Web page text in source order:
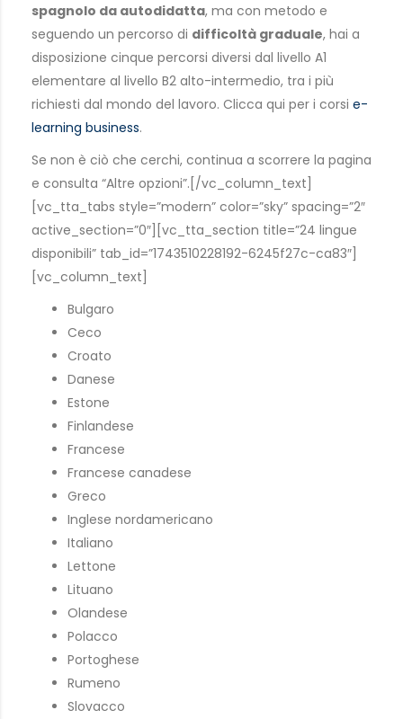
spagnolo da autodidatta, ma con metodo e
seguendo un percorso di difficoltà graduale, hai a
disposizione cinque percorsi diversi dal livello A1
elementare al livello B2 alto-intermedio, tra i più
richiesti dal mondo del lavoro. Clicca qui per i corsi e-
learning business.
Se non è ciò che cerchi, continua a scorrere la pagina
e consulta “Altre opzioni”.[/vc_column_text]
[vc_tta_tabs style=”modern” color=”sky” spacing=”2″
active_section=”0″][vc_tta_section title=”24 lingue
disponibili” tab_id=”1743510228192-6245f27c-ca83″]
[vc_column_text]
Bulgaro
Ceco
Croato
Danese
Estone
Finlandese
Francese
Francese canadese
Greco
Inglese nordamericano
Italiano
Lettone
Lituano
Olandese
Polacco
Portoghese
Rumeno
Slovacco